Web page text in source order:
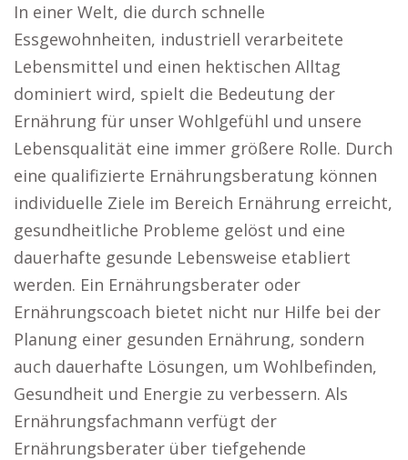
In einer Welt, die durch schnelle
Essgewohnheiten, industriell verarbeitete
Lebensmittel und einen hektischen Alltag
dominiert wird, spielt die Bedeutung der
Ernährung für unser Wohlgefühl und unsere
Lebensqualität eine immer größere Rolle. Durch
eine qualifizierte Ernährungsberatung können
individuelle Ziele im Bereich Ernährung erreicht,
gesundheitliche Probleme gelöst und eine
dauerhafte gesunde Lebensweise etabliert
werden. Ein Ernährungsberater oder
Ernährungscoach bietet nicht nur Hilfe bei der
Planung einer gesunden Ernährung, sondern
auch dauerhafte Lösungen, um Wohlbefinden,
Gesundheit und Energie zu verbessern. Als
Ernährungsfachmann verfügt der
Ernährungsberater über tiefgehende